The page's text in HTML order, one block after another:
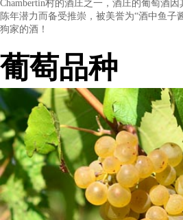
的通气和柔软度。